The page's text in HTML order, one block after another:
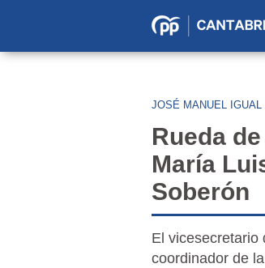
Partido
en
JOSÉ MANUEL IGUAL
Rueda
María
Soberón
El vicesecretario
coordinador de